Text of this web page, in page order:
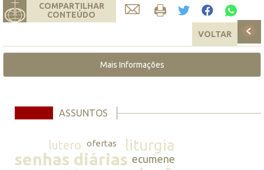
COMPARTILHAR
CONTEÚDO
VOLTAR
Mais Informações
ASSUNTOS
lutero ofertas liturgia
senhas diárias ecumene